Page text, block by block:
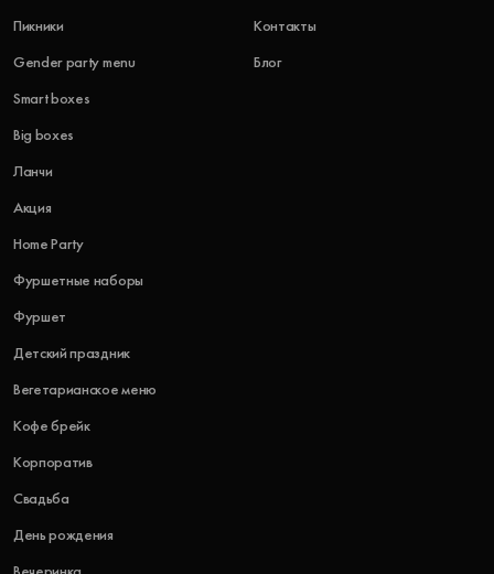
Пикники
Gender party menu
Smart boxes
Big boxes
Ланчи
Акция
Home Party
Фуршетные наборы
Фуршет
Детский праздник
Вегетарианское меню
Кофе брейк
Корпоратив
Свадьба
День рождения
Контакты
Блог